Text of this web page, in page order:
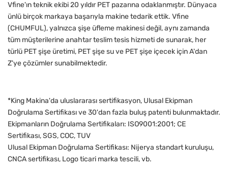
Vfine'ın teknik ekibi 20 yıldır PET pazarına odaklanmıştır. Dünyaca
ünlü birçok markaya başarıyla makine tedarik ettik. Vfine
(CHUMFUL), yalnızca şişe üfleme makinesi değil, aynı zamanda
tüm müşterilerine anahtar teslim tesis hizmeti de sunarak, her
türlü PET şişe üretimi, PET şişe su ve PET şişe içecek için A'dan
Z'ye çözümler sunabilmektedir.
*King Makina'da uluslararası sertifikasyon, Ulusal Ekipman
Doğrulama Sertifikası ve 30'dan fazla buluş patenti bulunmaktadır.
Ekipmanların Doğrulama Sertifikaları: ISO9001:2001; CE
Sertifikası, SGS, COC, TUV
Ulusal Ekipman Doğrulama Sertifikası: Nijerya standart kuruluşu,
CNCA sertifikası, Logo ticari marka tescili, vb.